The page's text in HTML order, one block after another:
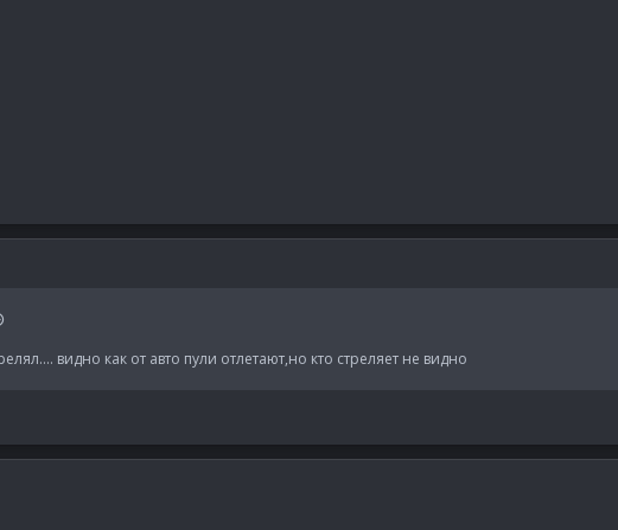
видно как от авто пули отлетают,но кто стреляет не видно